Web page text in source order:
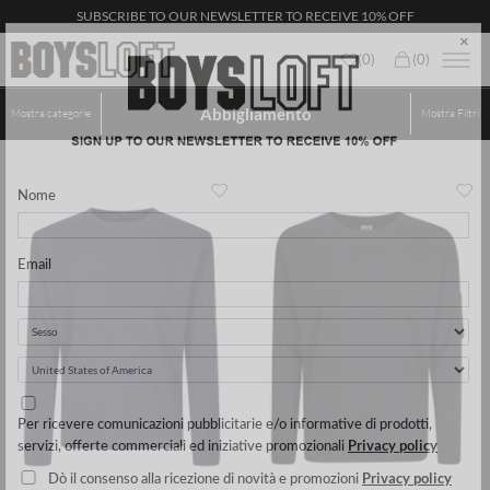
SUBSCRIBE TO OUR NEWSLETTER TO RECEIVE 10% OFF
(0) (0)
Mostra categorie Abbigliamento Mostra Filtri
Nome